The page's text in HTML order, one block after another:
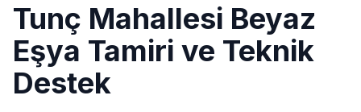
Tunç Mahallesi Beyaz
Eşya Tamiri ve Teknik
Destek